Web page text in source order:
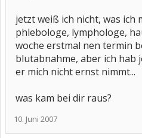
jetzt weiß ich nicht, was ich
phlebologe, lymphologe,
woche erstmal nen termin
blutabnahme, aber ich hab
er mich nicht ernst nimmt...
was kam bei dir raus?
10. Juni 2007